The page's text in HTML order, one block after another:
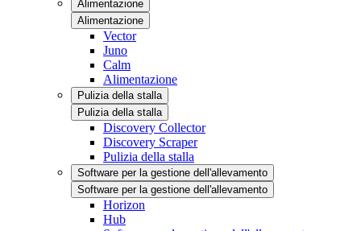
Alimentazione
Alimentazione
Vector
Juno
Calm
Alimentazione
Pulizia della stalla
Pulizia della stalla
Discovery Collector
Discovery Scraper
Pulizia della stalla
Software per la gestione dell'allevamento
Software per la gestione dell'allevamento
Horizon
Hub